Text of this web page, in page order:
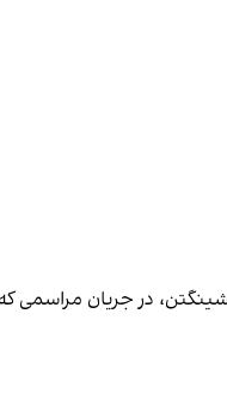
در جریان مراسمی